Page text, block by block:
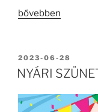
„Beköltözés”
bővebben
BEKÜLDVE:
2023-06-28
NYÁRI